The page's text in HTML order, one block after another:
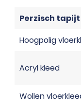
Perzisch tapijt
Hoogpolig
Acryl kleed
Wollen